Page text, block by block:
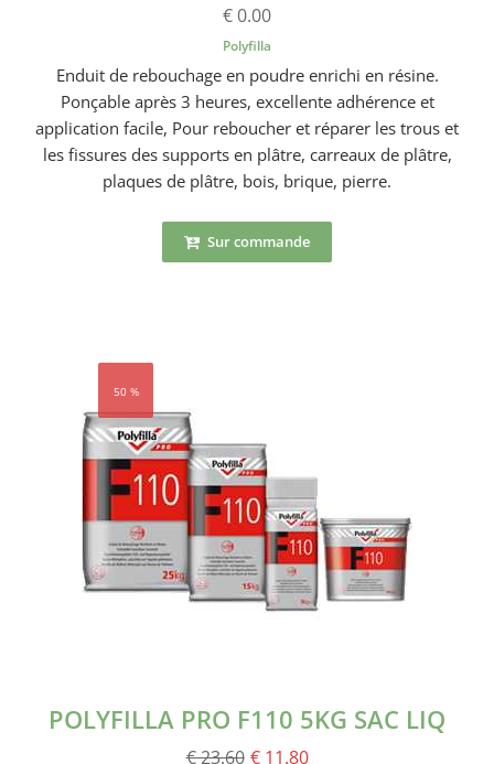
€ 0.00
Polyfilla
Enduit de rebouchage en poudre enrichi en résine.
Ponçable après 3 heures, excellente adhérence et
application facile, Pour reboucher et réparer les trous et
les fissures des supports en plâtre, carreaux de plâtre,
plaques de plâtre, bois, brique, pierre.
Sur commande
50 %
POLYFILLA PRO F110 5KG SAC LIQ
€ 23.60 € 11.80